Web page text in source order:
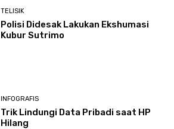
TELISIK
Polisi Didesak Lakukan Ekshumasi
Kubur Sutrimo
INFOGRAFIS
Trik Lindungi Data Pribadi saat HP
Hilang